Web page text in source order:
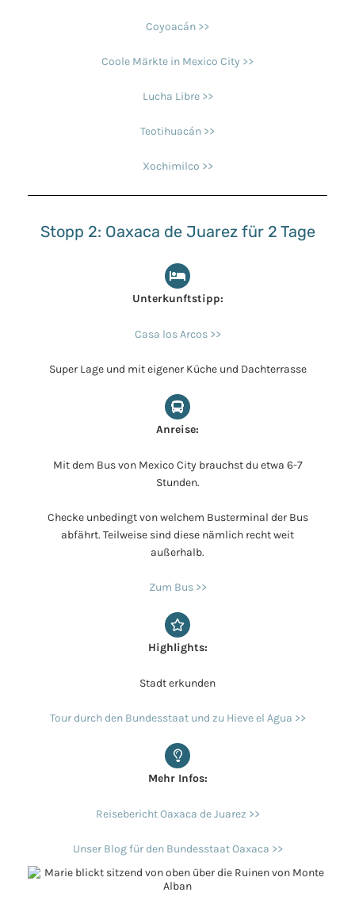
Coyoacán >>
Coole Märkte in Mexico City >>
Lucha Libre >>
Teotihuacán >>
Xochimilco >>
Stopp 2: Oaxaca de Juarez für 2 Tage
Unterkunftstipp:
Casa los Arcos >>
Super Lage und mit eigener Küche und Dachterrasse
Anreise:
Mit dem Bus von Mexico City brauchst du etwa 6-7
Stunden.
Checke unbedingt von welchem Busterminal der Bus
abfährt. Teilweise sind diese nämlich recht weit
außerhalb.
Zum Bus >>
Highlights:
Stadt erkunden
Tour durch den Bundesstaat und zu Hieve el Agua >>
Mehr Infos:
Reisebericht Oaxaca de Juarez >>
Unser Blog für den Bundesstaat Oaxaca >>